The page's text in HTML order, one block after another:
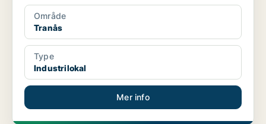
Område
Tranås
Type
Industrilokal
Mer info